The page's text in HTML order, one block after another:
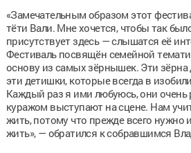
«Замечательным образом этот
тёти Вали. Мне хочется, чтобы так
присутствует здесь — слышатся её
Фестиваль посвящён семейной
основу из самых зёрнышек. Эти
эти детишки, которые всегда в
Каждый раз я ими любуюсь, они очень
куражом выступают на сцене. Нам
жить, потому что прежде всего нужно
жить», — обратился к собравшимся